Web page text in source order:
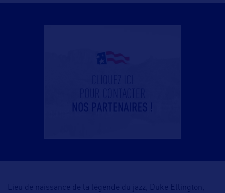
Lieu de naissance de la légende du jazz, Duke Ellington,